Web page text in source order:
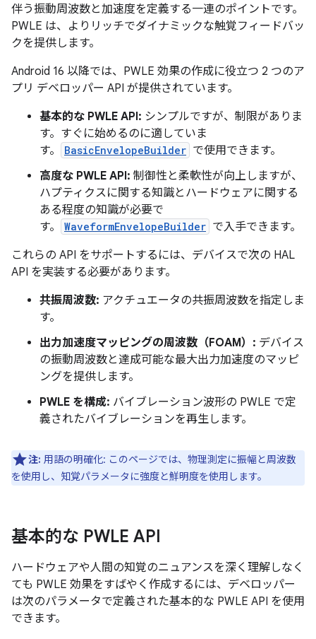
伴う振動周波数と加速度を定義する一連のポイントです。
PWLE は、よりリッチでダイナミックな触覚フィードバッ
クを提供します。
Android 16 以降では、PWLE 効果の作成に役立つ 2 つのア
プリ デベロッパー API が提供されています。
基本的な PWLE API: シンプルですが、制限がありま
す。すぐに始めるのに適していま
す。
BasicEnvelopeBuilder で使用できます。
高度な PWLE API: 制御性と柔軟性が向上しますが、
ハプティクスに関する知識とハードウェアに関する
ある程度の知識が必要で
す。
WaveformEnvelopeBuilder で入手できます。
これらの API をサポートするには、デバイスで次の HAL
API を実装する必要があります。
共振周波数: アクチュエータの共振周波数を指定しま
す。
出力加速度マッピングの周波数（FOAM）: デバイス
の振動周波数と達成可能な最大出力加速度のマッピ
ングを提供します。
PWLE を構成: バイブレーション波形の PWLE で定
義されたバイブレーションを再生します。
注: 用語の明確化: このページでは、物理測定に振幅と周波数
を使用し、知覚パラメータに強度と鮮明度を使用します。
基本的な PWLE API
ハードウェアや人間の知覚のニュアンスを深く理解しなく
ても PWLE 効果をすばやく作成するには、デベロッパー
は次のパラメータで定義された基本的な PWLE API を使用
できます。